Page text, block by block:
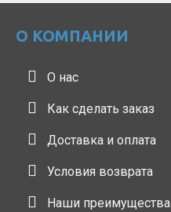
О КОМПАНИИ
О нас
Как сделать заказ
Доставка и оплата
Условия возврата
Наши преимущества